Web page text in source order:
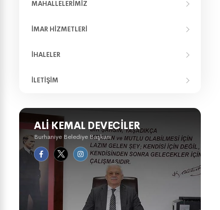
MAHALLELERIMIZ
İMAR HIZMETLERI
İHALELER
İLETIŞIM
ALI KEMAL DEVECILER
Burhaniye Belediye Başkanı